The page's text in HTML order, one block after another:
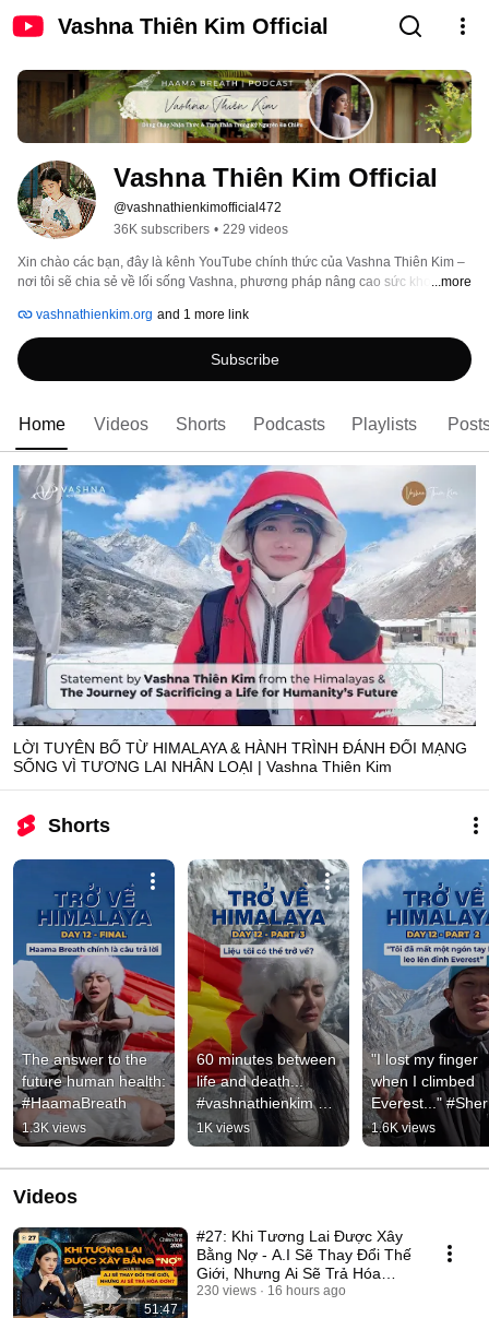
Vashna Thiên Kim Official
Vashna Thiên Kim Official
@vashnathienkimofficial472
36K subscribers • 229 videos
Xin chào các bạn, đây là kênh YouTube chính thức của Vashna Thiên Kim –
nơi tôi sẽ chia sẻ về lối sống Vashna, phương pháp nâng cao sức khoẻ dự
cộng đồng thông qua Quỹ Sinh Tồn - Quỹ Nghiên cứu & Phát triển HaaMa
Breath.
...more
vashnathienkim.org and 1 more link
Subscribe
Home Videos Shorts Podcasts Playlists
LỜI TUYÊN BỐ TỪ HIMALAYA & HÀNH TRÌNH ĐÁNH ĐỔI MẠNG
SỐNG VÌ TƯƠNG LAI NHÂN LOẠI | Vashna Thiên Kim
Shorts
The answer to the
future human health:
#HaamaBreath
1.3K views
60 minutes between
life and death...
#vashnathienkim
#himalaya
#haamabreath
#challenge
1K views
"I lost my finger
when I climbed
Everest..."
#everest
#vashnathienkim
#haamabreath
1.6K views
Videos
51:47
#27: Khi Tương Lai Được Xây
Bằng Nợ - A.I Sẽ Thay Đổi Thế
Giới, Nhưng Ai Sẽ Trả Hóa
Đơn?
230 views 16 hours ago